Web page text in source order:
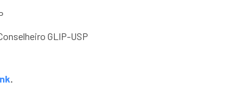
GLIP-USP
.